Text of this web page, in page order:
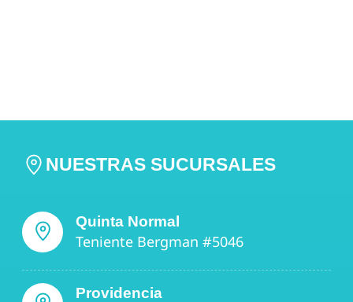
NUESTRAS SUCURSALES
Quinta Normal
Teniente Bergman #5046
Providencia